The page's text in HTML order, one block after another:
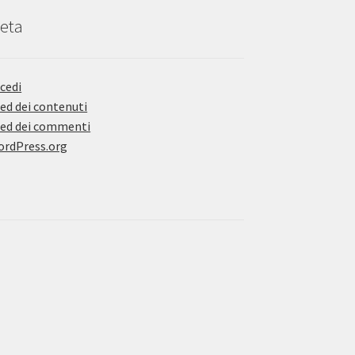
dei contenuti
dei commenti